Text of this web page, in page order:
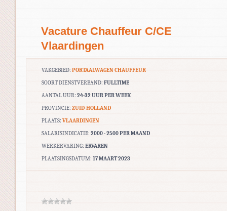
Vacature Chauffeur C/CE
Vlaardingen
VAKGEBIED: PORTAALWAGEN CHAUFFEUR
SOORT DIENSTVERBAND: FULLTIME
AANTAL UUR: 24-32 UUR PER WEEK
PROVINCIE: ZUID-HOLLAND
PLAATS: VLAARDINGEN
SALARISINDICATIE: 2000 - 2500 PER MAAND
WERKERVARING: ERVAREN
PLAATSINGSDATUM: 17 MAART 2023